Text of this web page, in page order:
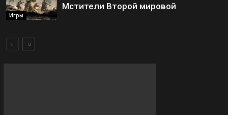
Игры
Мстители Второй мировой